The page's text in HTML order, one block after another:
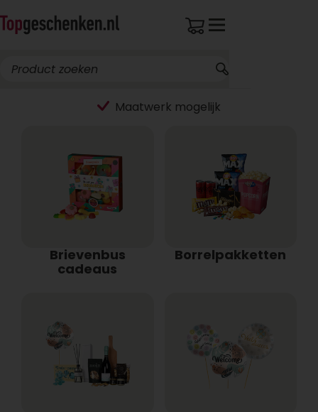
Maatwerk mogelijk
Brievenbus
cadeaus
Borrelpakketten